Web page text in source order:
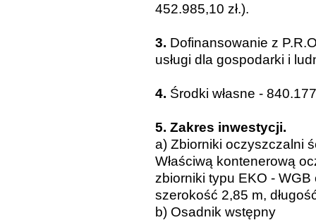
452.985,10 zł.).
3. Dofinansowanie z
usługi dla gospodarki i
4. Środki własne -
5. Zakres inwestycji.
a) Zbiorniki oczyszczalni
Właściwą kontenerową
zbiorniki typu EKO - WGB
szerokość 2,85 m,
b) Osadnik wstępny